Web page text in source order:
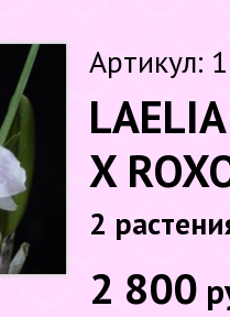
Артикул:
X
2
2 800